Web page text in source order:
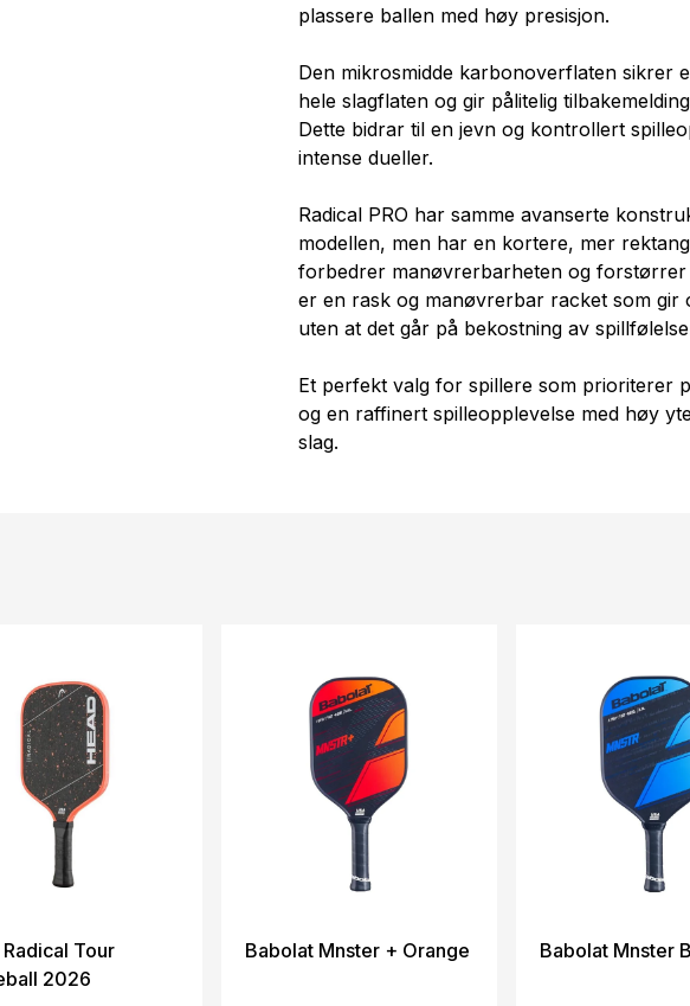
plassere ballen med høy presisjon.
Den mikrosmidde karbonoverflaten sikrer
hele slagflaten og gir pålitelig
Dette bidrar til en jevn og kontrollert
intense dueller.
Radical PRO har samme avanserte
modellen, men har en kortere, mer
forbedrer manøvrerbarheten og forstørrer
er en rask og manøvrerbar racket som gir
uten at det går på bekostning av
Et perfekt valg for spillere som prioriterer
og en raffinert spilleopplevelse med høy
slag.
Tour
2026
Babolat Mnster + Orange Babolat Mnster